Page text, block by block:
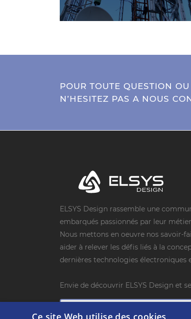
POUR TOUTE QUESTION
N’HESITEZ PAS A NOUS
ELSYS Design rassemble une
embarqués passionnés par leur
Nous mettons en oeuvre nos savoir-
aider à relever les défis liés à la
dernières technologies électroniques
Envie de découvrir ELSYS Design et
Ce site Web utilise des cookies